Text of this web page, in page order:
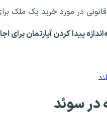
در مورد خرید یک ملک
پیدا کردن آپارتمان
در سوئد